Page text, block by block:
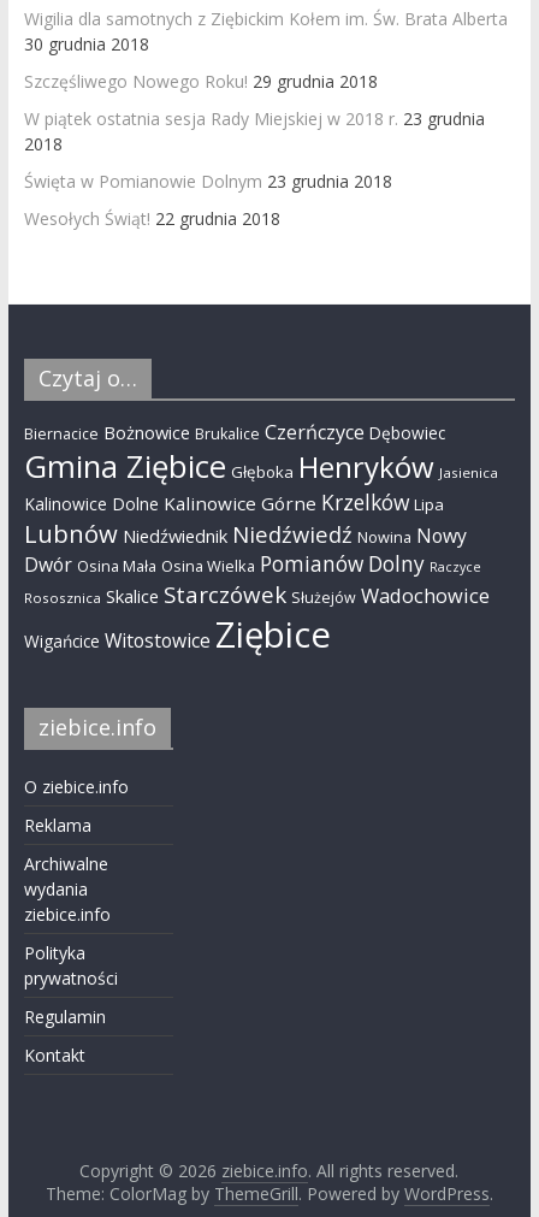
Wigilia dla samotnych z Ziębickim Kołem im. Św. Brata Alberta
30 grudnia 2018
Szczęśliwego Nowego Roku! 29 grudnia 2018
W piątek ostatnia sesja Rady Miejskiej w 2018 r. 23 grudnia
2018
Święta w Pomianowie Dolnym 23 grudnia 2018
Wesołych Świąt! 22 grudnia 2018
Czytaj o…
Biernacice Bożnowice Brukalice Czerńczyce Dębowiec
Gmina Ziębice Głęboka Henryków Jasienica
Kalinowice Dolne Kalinowice Górne Krzelków Lipa
Lubnów Niedźwiednik Niedźwiedź Nowina Nowy
Dwór Osina Mała Osina Wielka Pomianów Dolny Raczyce
Rososznica Skalice Starczówek Służejów Wadochowice
Wigańcice Witostowice Ziębice
ziebice.info
O ziebice.info
Reklama
Archiwalne
wydania
ziebice.info
Polityka
prywatności
Regulamin
Kontakt
Copyright © 2026 ziebice.info. All rights reserved.
Theme: ColorMag by ThemeGrill. Powered by WordPress.